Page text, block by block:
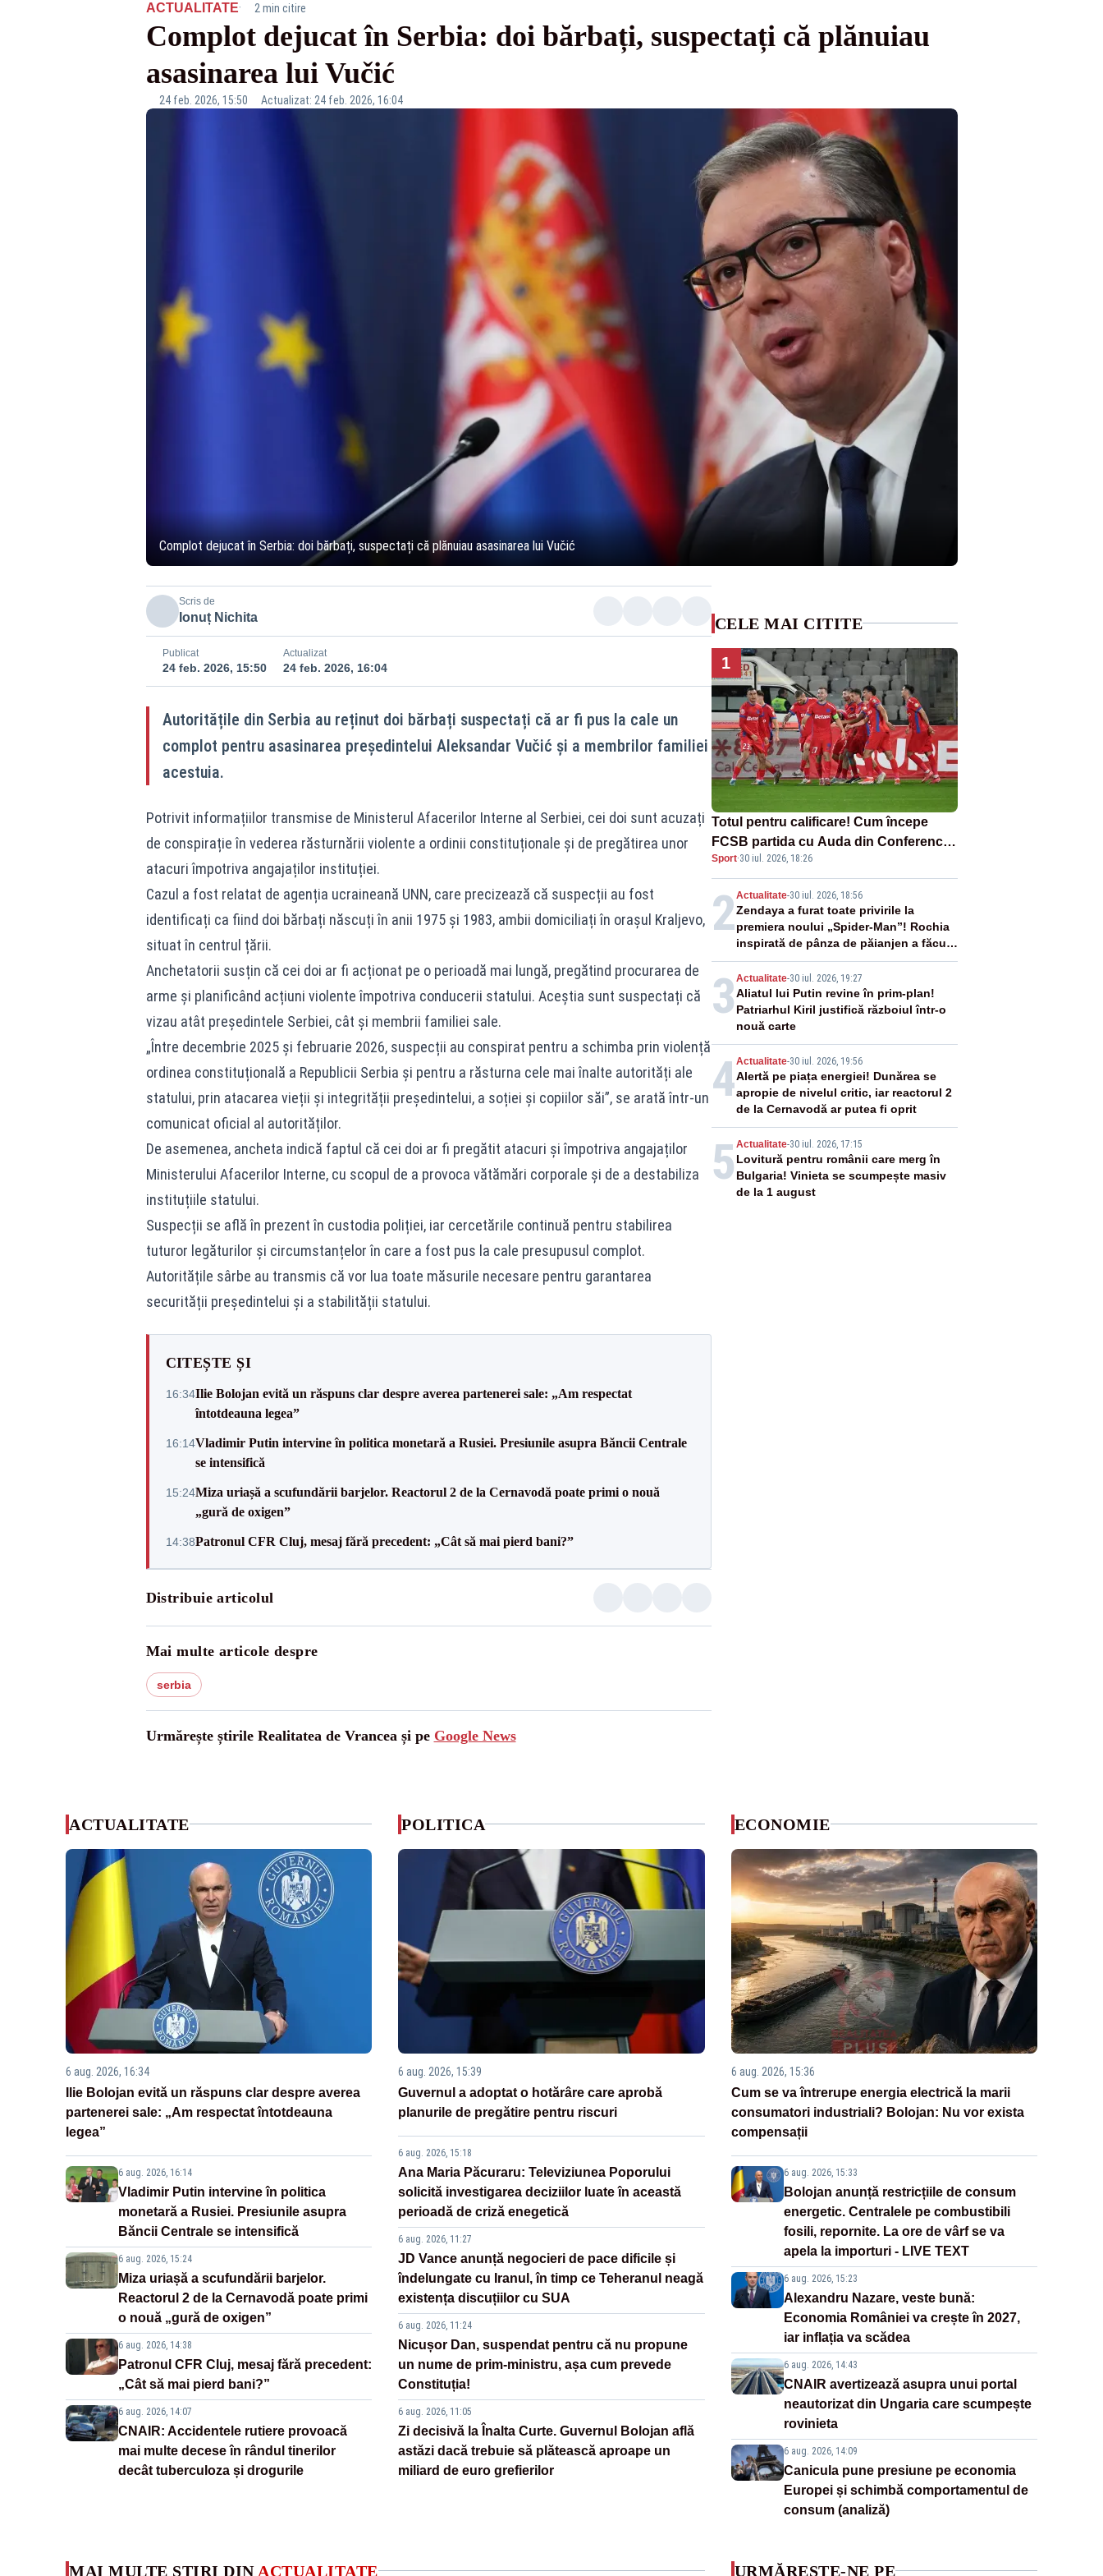
ACTUALITATE· 2 min citire
Complot dejucat în Serbia: doi bărbați, suspectați că plănuiau
asasinarea lui Vučić
24 feb. 2026, 15:50 Actualizat: 24 feb. 2026, 16:04
Complot dejucat în Serbia: doi bărbați, suspectați că plănuiau asasinarea lui Vučić
Scris de
Ionuț Nichita
Publicat
24 feb. 2026, 15:50
Actualizat
24 feb. 2026, 16:04
Autoritățile din Serbia au reținut doi bărbați suspectați că ar fi pus la cale un
complot pentru asasinarea președintelui Aleksandar Vučić și a membrilor familiei
acestuia.
Potrivit informațiilor transmise de Ministerul Afacerilor Interne al Serbiei, cei doi sunt acuzați
de conspirație în vederea răsturnării violente a ordinii constituționale și de pregătirea unor
atacuri împotriva angajaților instituției.
Cazul a fost relatat de agenția ucraineană UNN, care precizează că suspecții au fost
identificați ca fiind doi bărbați născuți în anii 1975 și 1983, ambii domiciliați în orașul Kraljevo,
situat în centrul țării.
Anchetatorii susțin că cei doi ar fi acționat pe o perioadă mai lungă, pregătind procurarea de
arme și planificând acțiuni violente împotriva conducerii statului. Aceștia sunt suspectați că
vizau atât președintele Serbiei, cât și membrii familiei sale.
„Între decembrie 2025 și februarie 2026, suspecții au conspirat pentru a schimba prin violență
ordinea constituțională a Republicii Serbia și pentru a răsturna cele mai înalte autorități ale
statului, prin atacarea vieții și integrității președintelui, a soției și copiilor săi”, se arată într-un
comunicat oficial al autorităților.
De asemenea, ancheta indică faptul că cei doi ar fi pregătit atacuri și împotriva angajaților
Ministerului Afacerilor Interne, cu scopul de a provoca vătămări corporale și de a destabiliza
instituțiile statului.
Suspecții se află în prezent în custodia poliției, iar cercetările continuă pentru stabilirea
tuturor legăturilor și circumstanțelor în care a fost pus la cale presupusul complot.
Autoritățile sârbe au transmis că vor lua toate măsurile necesare pentru garantarea
securității președintelui și a stabilității statului.
CITEȘTE ȘI
16:34Ilie Bolojan evită un răspuns clar despre averea partenerei sale: „Am respectat
întotdeauna legea”
16:14Vladimir Putin intervine în politica monetară a Rusiei. Presiunile asupra Băncii Centrale
se intensifică
15:24Miza uriașă a scufundării barjelor. Reactorul 2 de la Cernavodă poate primi o nouă
„gură de oxigen”
14:38Patronul CFR Cluj, mesaj fără precedent: „Cât să mai pierd bani?”
Distribuie articolul
Mai multe articole despre
serbia
Urmărește știrile Realitatea de Vrancea și pe Google News
CELE MAI CITITE
1
Totul pentru calificare! Cum începe
FCSB partida cu Auda din Conference
League
Sport·30 iul. 2026, 18:26
2Actualitate-30 iul. 2026, 18:56
Zendaya a furat toate privirile la
premiera noului „Spider-Man”! Rochia
inspirată de pânza de păianjen a făcut
senzație
3 Actualitate-30 iul. 2026, 19:27
Aliatul lui Putin revine în prim-plan!
Patriarhul Kiril justifică războiul într-o
nouă carte
4Actualitate-30 iul. 2026, 19:56
Alertă pe piața energiei! Dunărea se
apropie de nivelul critic, iar reactorul 2
de la Cernavodă ar putea fi oprit
5 Actualitate-30 iul. 2026, 17:15
Lovitură pentru românii care merg în
Bulgaria! Vinieta se scumpește masiv
de la 1 august
ACTUALITATE
6 aug. 2026, 16:34
Ilie Bolojan evită un răspuns clar despre averea
partenerei sale: „Am respectat întotdeauna
legea”
6 aug. 2026, 16:14
Vladimir Putin intervine în politica
monetară a Rusiei. Presiunile asupra
Băncii Centrale se intensifică
6 aug. 2026, 15:24
Miza uriașă a scufundării barjelor.
Reactorul 2 de la Cernavodă poate primi
o nouă „gură de oxigen”
6 aug. 2026, 14:38
Patronul CFR Cluj, mesaj fără precedent:
„Cât să mai pierd bani?”
6 aug. 2026, 14:07
CNAIR: Accidentele rutiere provoacă
mai multe decese în rândul tinerilor
decât tuberculoza și drogurile
POLITICA
6 aug. 2026, 15:39
Guvernul a adoptat o hotărâre care aprobă
planurile de pregătire pentru riscuri
6 aug. 2026, 15:18
Ana Maria Păcuraru: Televiziunea Poporului
solicită investigarea deciziilor luate în această
perioadă de criză enegetică
6 aug. 2026, 11:27
JD Vance anunță negocieri de pace dificile și
îndelungate cu Iranul, în timp ce Teheranul neagă
existența discuțiilor cu SUA
6 aug. 2026, 11:24
Nicușor Dan, suspendat pentru că nu propune
un nume de prim-ministru, așa cum prevede
Constituția!
6 aug. 2026, 11:05
Zi decisivă la Înalta Curte. Guvernul Bolojan află
astăzi dacă trebuie să plătească aproape un
miliard de euro grefierilor
ECONOMIE
6 aug. 2026, 15:36
Cum se va întrerupe energia electrică la marii
consumatori industriali? Bolojan: Nu vor exista
compensații
6 aug. 2026, 15:33
Bolojan anunță restricțiile de consum
energetic. Centralele pe combustibili
fosili, repornite. La ore de vârf se va
apela la importuri - LIVE TEXT
6 aug. 2026, 15:23
Alexandru Nazare, veste bună:
Economia României va crește în 2027,
iar inflația va scădea
6 aug. 2026, 14:43
CNAIR avertizează asupra unui portal
neautorizat din Ungaria care scumpește
rovinieta
6 aug. 2026, 14:09
Canicula pune presiune pe economia
Europei și schimbă comportamentul de
consum (analiză)
MAI MULTE ȘTIRI DIN ACTUALITATE URMĂREȘTE-NE PE